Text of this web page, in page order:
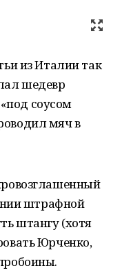
из Италии так
шедевр
соусом
мяч в
штрафной
штангу (хотя
Юрченко,